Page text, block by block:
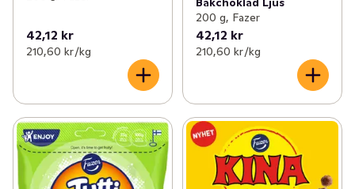
42,12 kr
210,60 kr /kg
200 g, Fazer
42,12 kr
210,60 kr /kg